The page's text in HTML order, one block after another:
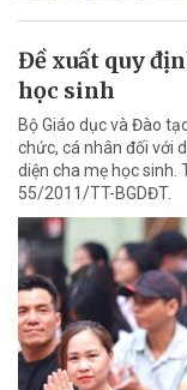
Đề xuất quy
học sinh
Bộ Giáo dục và Đào
chức, cá nhân đối với
diện cha mẹ học
55/2011/TT-BGDĐT.